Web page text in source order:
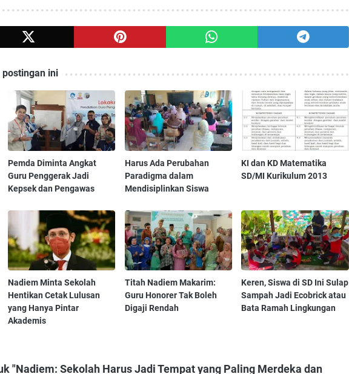
ini
Pemda Diminta Angkat
Guru Penggerak Jadi
Kepsek dan Pengawas
Harus Ada Perubahan
Paradigma dalam
Mendisiplinkan Siswa
KI dan KD Matematika
SD/MI Kurikulum 2013
Nadiem Minta Sekolah
Hentikan Cetak Lulusan
yang Hanya Pintar
Akademis
Titah Nadiem Makarim:
Guru Honorer Tak Boleh
Digaji Rendah
Keren, Siswa di SD Ini Sulap
Sampah Jadi Ecobrick atau
Bata Ramah Lingkungan
"Nadiem: Sekolah Harus Jadi Tempat yang Paling Merdeka dan